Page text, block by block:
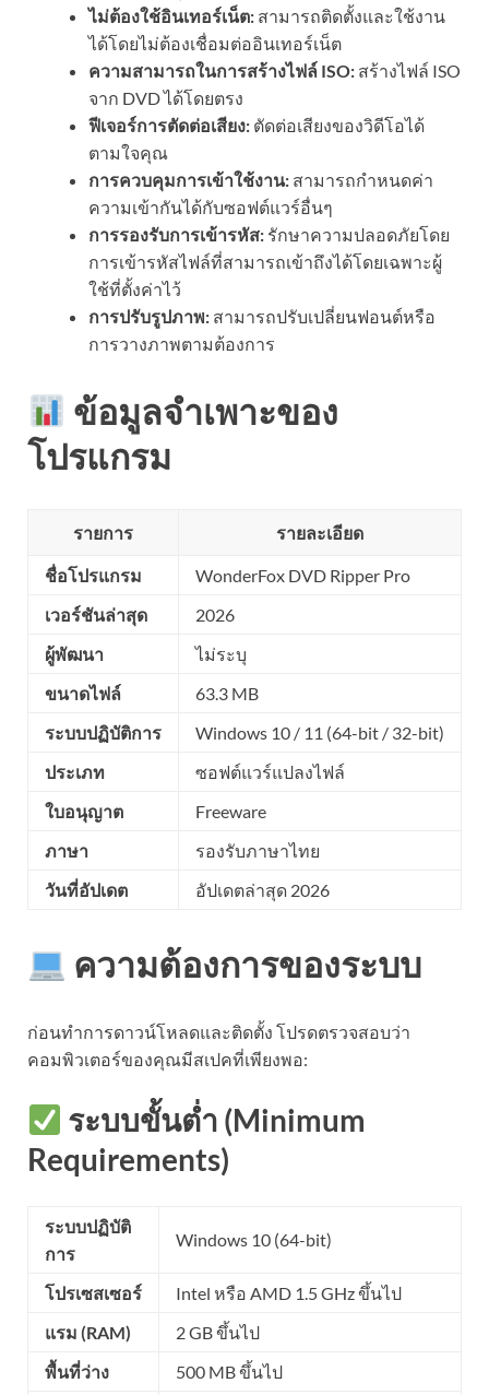
ไม่ต้องใช้อินเทอร์เน็ต: สามารถติดตั้งและใช้งาน
ได้โดยไม่ต้องเชื่อมต่ออินเทอร์เน็ต
ความสามารถในการสร้างไฟล์ ISO: สร้างไฟล์ ISO
จาก DVD ได้โดยตรง
ฟีเจอร์การตัดต่อเสียง: ตัดต่อเสียงของวิดีโอได้
ตามใจคุณ
การควบคุมการเข้าใช้งาน: สามารถกำหนดค่า
ความเข้ากันได้กับซอฟต์แวร์อื่นๆ
การรองรับการเข้ารหัส: รักษาความปลอดภัยโดย
การเข้ารหัสไฟล์ที่สามารถเข้าถึงได้โดยเฉพาะผู้
ใช้ที่ตั้งค่าไว้
การปรับรูปภาพ: สามารถปรับเปลี่ยนฟอนต์หรือ
การวางภาพตามต้องการ
ข้อมูลจำเพาะของ
โปรแกรม
รายการ รายละเอียด
ชื่อโปรแกรม
WonderFox DVD Ripper Pro
เวอร์ชันล่าสุด
2026
ผู้พัฒนา
ไม่ระบุ
ขนาดไฟล์
63.3 MB
ระบบปฏิบัติการ
Windows 10 / 11 (64-bit / 32-bit)
ประเภท
ซอฟต์แวร์แปลงไฟล์
ใบอนุญาต
Freeware
ภาษา
รองรับภาษาไทย
วันที่อัปเดต
อัปเดตล่าสุด 2026
ความต้องการของระบบ
ก่อนทำการดาวน์โหลดและติดตั้ง โปรดตรวจสอบว่า
คอมพิวเตอร์ของคุณมีสเปคที่เพียงพอ:
ระบบขั้นต่ำ (Minimum
Requirements)
ระบบปฏิบัติ
การ
Windows 10 (64-bit)
โปรเซสเซอร์
Intel หรือ AMD 1.5 GHz ขึ้นไป
แรม (RAM)
2 GB ขึ้นไป
พื้นที่ว่าง
500 MB ขึ้นไป